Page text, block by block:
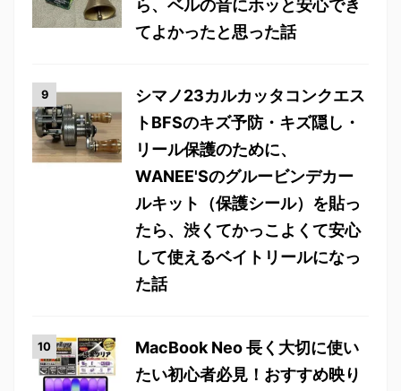
ら、ベルの音にホッと安心でき
てよかったと思った話
シマノ23カルカッタコンクエス
トBFSのキズ予防・キズ隠し・
リール保護のために、
WANEE'Sのグルービンデカー
ルキット（保護シール）を貼っ
たら、渋くてかっこよくて安心
して使えるベイトリールになっ
た話
MacBook Neo 長く大切に使い
たい初心者必見！おすすめ映り